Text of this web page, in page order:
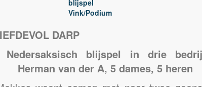
blijspel
Vink/Podium
DARP
Nedersaksisch blijspel in drie
Herman van der A, 5 dames, 5 heren